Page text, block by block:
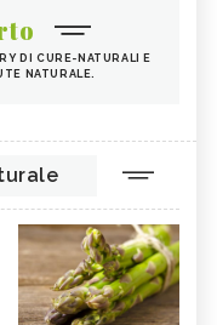
DI CURE-NATURALI E
NATURALE.